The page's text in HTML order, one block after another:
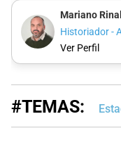
Mariano
Historiador -
Ver Perfil
#TEMAS: